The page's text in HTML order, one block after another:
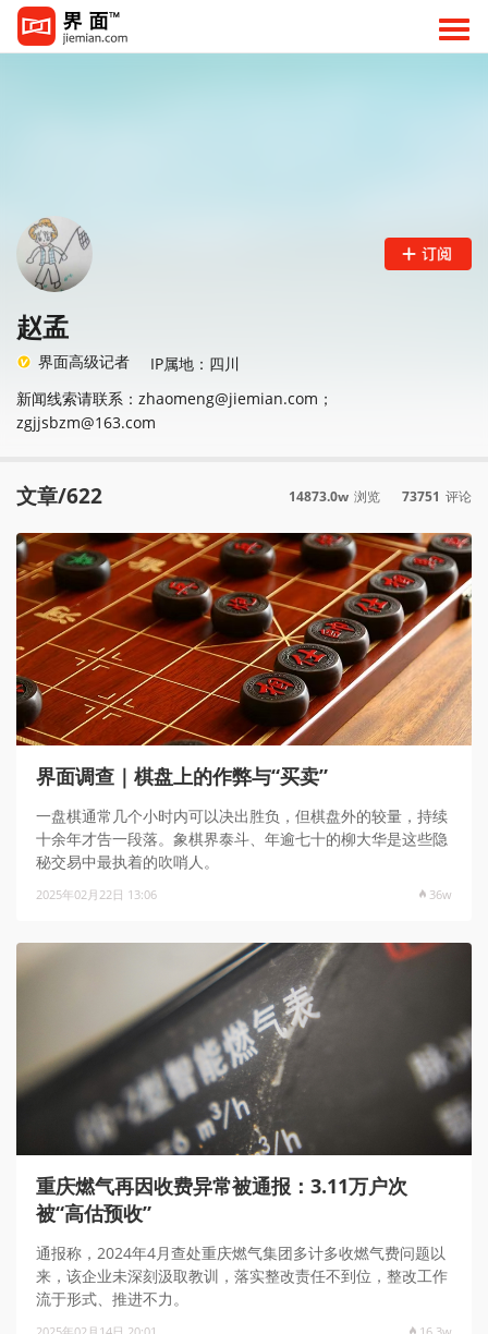
赵孟
界面高级记者
IP属地：四川
新闻线索请联系：zhaomeng@jiemian.com；
zgjjsbzm@163.com
文章/622 14873.0w 浏览 73751 评论
界面调查｜棋盘上的作弊与“买卖”
一盘棋通常几个小时内可以决出胜负，但棋盘外的较量，持续
十余年才告一段落。象棋界泰斗、年逾七十的柳大华是这些隐
秘交易中最执着的吹哨人。
2025年02月22日 13:06 36w
重庆燃气再因收费异常被通报：3.11万户次
被“高估预收”
通报称，2024年4月查处重庆燃气集团多计多收燃气费问题以
来，该企业未深刻汲取教训，落实整改责任不到位，整改工作
流于形式、推进不力。